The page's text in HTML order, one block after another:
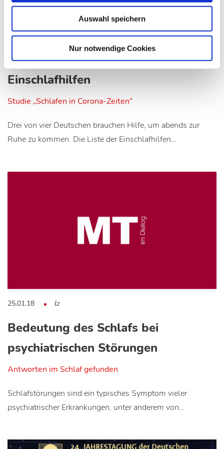
Auswahl speichern
Nur notwendige Cookies
16.03.21 Kli
73 Prozent der Deutschen nutzen
Einschlafhilfen
Studie „Schlafen in Corona-Zeiten“
Drei von vier Deutschen brauchen Hilfe, um abends zur
Ruhe zu kommen. Die Liste der Einschlafhilfen…
25.01.18 lz
Bedeutung des Schlafs bei
psychiatrischen Störungen
Antworten im Schlaf gefunden
Schlafstörungen sind ein typisches Symptom vieler
psychiatrischer Erkrankungen, unter anderem von…